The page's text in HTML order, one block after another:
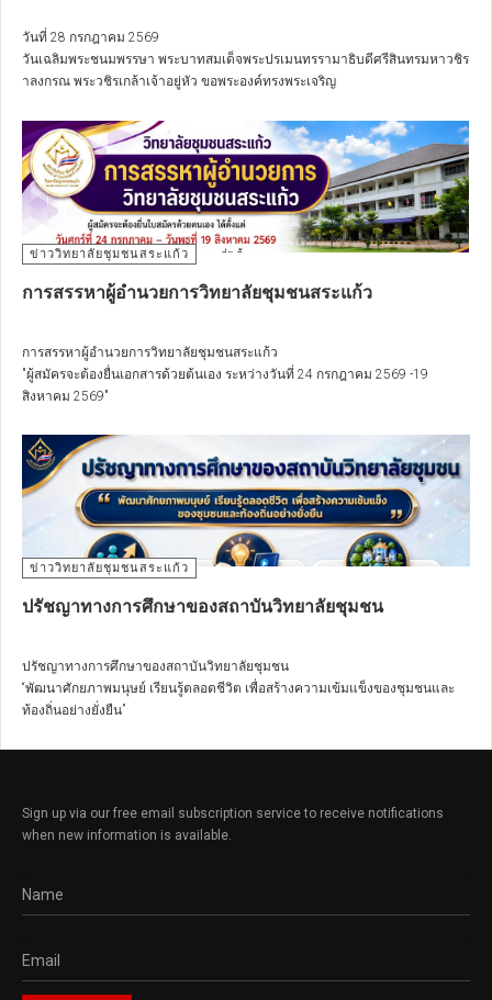
วันที่ 28 กรกฎาคม 2569
วันเฉลิมพระชนมพรรษา พระบาทสมเด็จพระปรเมนทรรามาธิบดีศรีสินทรมหาวชิร
าลงกรณ พระวชิรเกล้าเจ้าอยู่หัว ขอพระองค์ทรงพระเจริญ
บุคลากร และนักศึกษา วิทยาลัยชุมชนสระแก้ว
ข่าววิทยาลัยชุมชนสระแก้ว
การสรรหาผู้อำนวยการวิทยาลัยชุมชนสระแก้ว
การสรรหาผู้อำนวยการวิทยาลัยชุมชนสระแก้ว
"ผู้สมัครจะต้องยื่นเอกสารด้วยต้นเอง ระหว่างวันที่ 24 กรกฎาคม 2569 -19
สิงหาคม 2569"
ข่าววิทยาลัยชุมชนสระแก้ว
ปรัชญาทางการศึกษาของสถาบันวิทยาลัยชุมชน
ปรัชญาทางการศึกษาของสถาบันวิทยาลัยชุมชน
“พัฒนาศักยภาพมนุษย์ เรียนรู้ตลอดชีวิต เพื่อสร้างความเข้มแข็งของชุมชนและ
ท้องถิ่นอย่างยั่งยืน”
Sign up via our free email subscription service to receive notifications
when new information is available.